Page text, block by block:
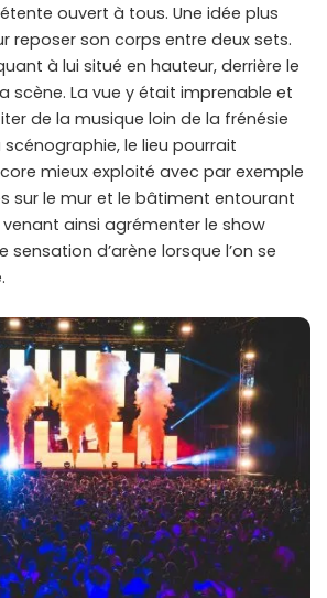
ouvert à tous. Une idée plus
reposer son corps entre deux sets.
à lui situé en hauteur, derrière le
scène. La vue y était imprenable et
de la musique loin de la frénésie
le lieu pourrait
mieux exploité avec par exemple
sur le mur et le bâtiment entourant
ainsi agrémenter le show
sensation d’arène lorsque l’on se